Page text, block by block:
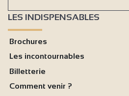
LES INDISPENSABLES
Brochures
Les incontournables
Billetterie
Comment venir ?